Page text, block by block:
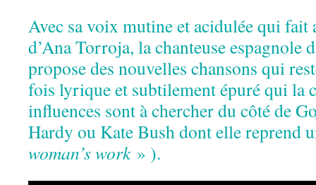
Avec sa voix mutine et acidulée qui fait
d’Ana Torroja, la chanteuse espagnole
propose des nouvelles chansons qui
fois lyrique et subtilement épuré qui la
influences sont à chercher du côté de
Hardy ou Kate Bush dont elle reprend
woman’s work» ).